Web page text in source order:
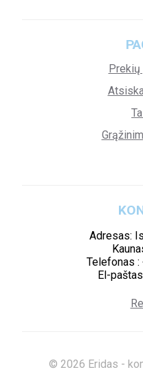
Adresas:
Telefonas
El-
© 2026 Eridas -